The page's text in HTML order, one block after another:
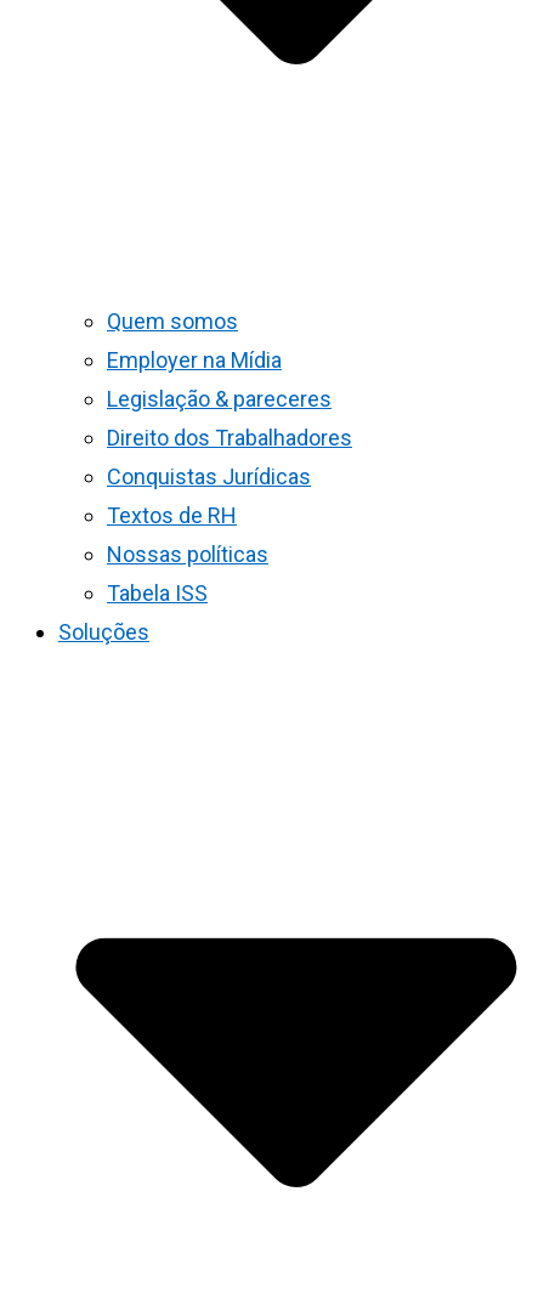
Quem somos
Employer na Mídia
Legislação & pareceres
Direito dos Trabalhadores
Conquistas Jurídicas
Textos de RH
Nossas políticas
Tabela ISS
Soluções